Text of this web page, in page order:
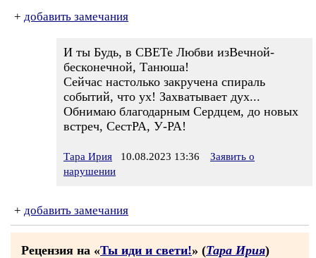
+ добавить замечания
И ты Будь, в СВЕТе Любви изВечной-
бесконечной, Танюша!
Сейчас настолько закручена спираль
событий, что ух! Захватывает дух...
Обнимаю благодарным Сердцем, до новых
встреч, СестРА, У-РА!
Тара Ирия 10.08.2023 13:36
Заявить о
нарушении
+ добавить замечания
Рецензия на «Ты иди и свети!» (Тара Ирия)